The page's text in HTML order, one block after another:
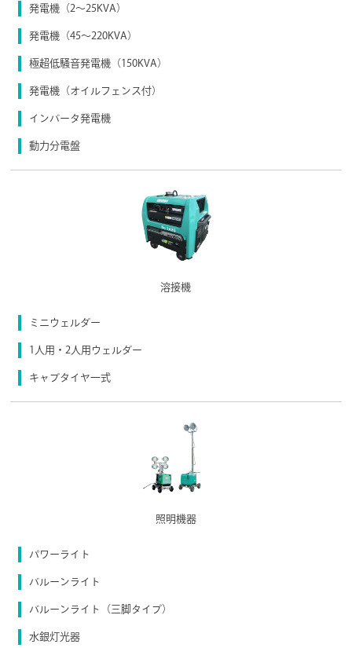
発電機（2〜25KVA）
発電機（45〜220KVA）
極超低騒音発電機（150KVA）
発電機（オイルフェンス付）
インバータ発電機
動力分電盤
溶接機
ミニウェルダー
1人用・2人用ウェルダー
キャブタイヤ一式
照明機器
パワーライト
バルーンライト
バルーンライト（三脚タイプ）
水銀灯光器